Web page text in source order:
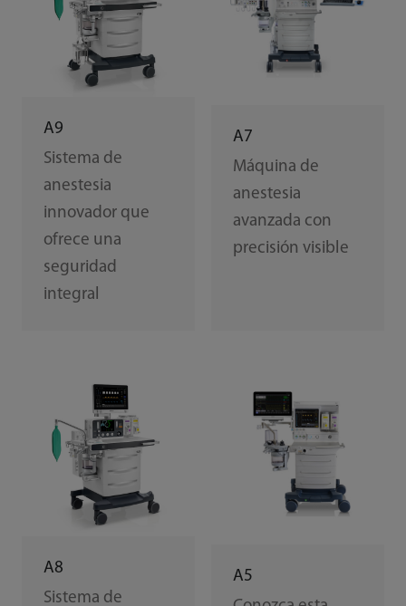
A9
Sistema de
anestesia
innovador que
ofrece una
seguridad
integral
A7
Máquina de
anestesia
avanzada con
precisión visible
A8
Sistema de
A5